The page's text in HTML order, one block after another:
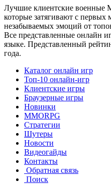
Лучшие клиентские военные
которые затягивают с первых
незабываемых эмоций от
Все представленные онлайн
языке. Представленный
года.
Каталог онлайн игр
Топ-10 онлайн-игр
Клиентские игры
Браузерные игры
Новинки
MMORPG
Стратегии
Шутеры
Новости
Видеогайды
Контакты
Обратная связь
Поиск